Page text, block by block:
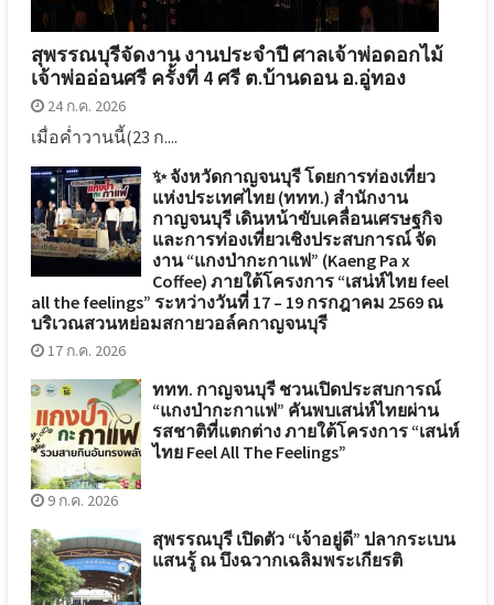
สุพรรณบุรีจัดงาน งานประจำปี ศาลเจ้าพ่อดอกไม้
เจ้าพ่ออ่อนศรี ครั้งที่ 4 ศรี ต.บ้านดอน อ.อู่ทอง
24 ก.ค. 2026
เมื่อค่ำวานนี้(23 ก....
✨ จังหวัดกาญจนบุรี โดยการท่องเที่ยว
แห่งประเทศไทย (ททท.) สำนักงาน
กาญจนบุรี เดินหน้าขับเคลื่อนเศรษฐกิจ
และการท่องเที่ยวเชิงประสบการณ์ จัด
งาน “แกงป่ากะกาแฟ” (Kaeng Pa x
Coffee) ภายใต้โครงการ “เสน่ห์ไทย feel
all the feelings” ระหว่างวันที่ 17 – 19 กรกฎาคม 2569 ณ
บริเวณสวนหย่อมสกายวอล์คกาญจนบุรี
17 ก.ค. 2026
ททท. กาญจนบุรี ชวนเปิดประสบการณ์
“แกงป่ากะกาแฟ” คันพบเสน่ห์ไทยผ่าน
รสชาติที่แตกต่าง ภายใต้โครงการ “เสน่ห์
ไทย Feel All The Feelings”
9 ก.ค. 2026
สุพรรณบุรี เปิดตัว “เจ้าอยู่ดี” ปลากระเบน
แสนรู้ ณ บึงฉวากเฉลิมพระเกียรติ